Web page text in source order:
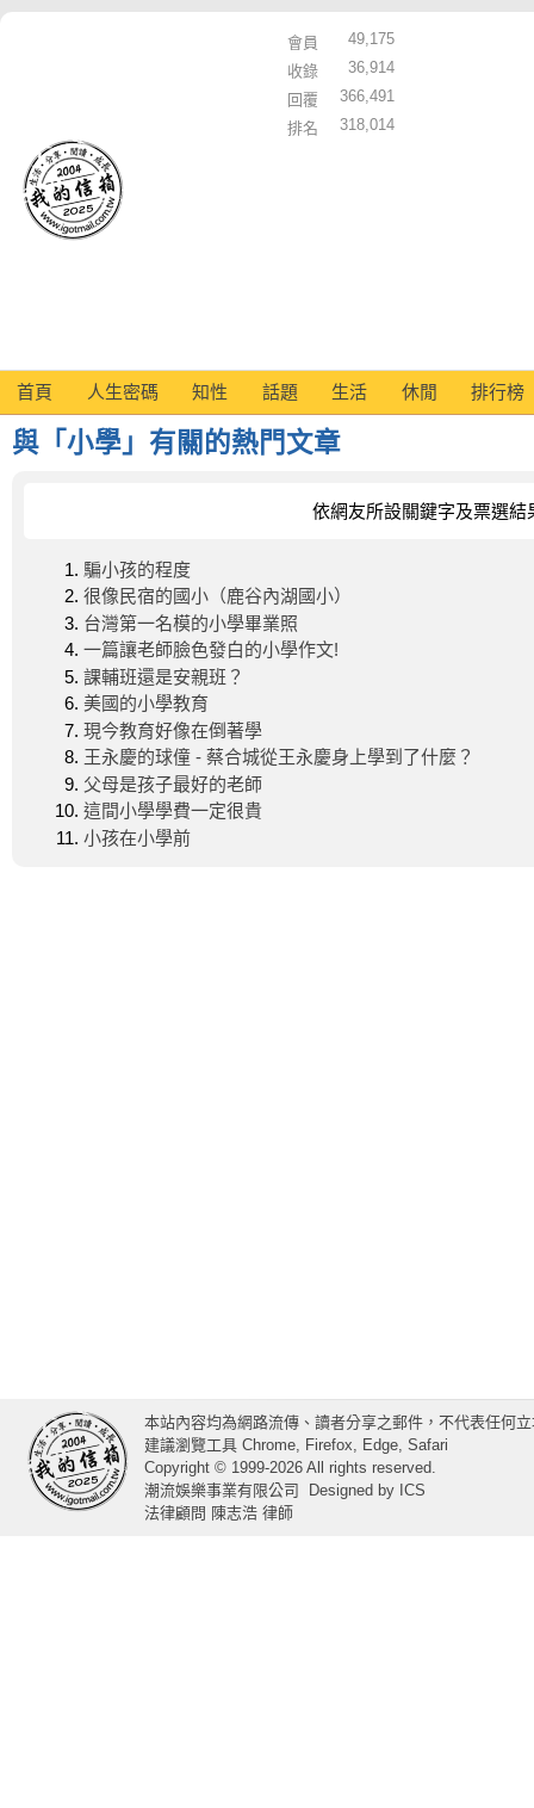
會員
49,175
收錄
36,914
回覆
366,491
排名
318,014
首頁 人生密碼 知性 話題 生活 休閒 排行榜
與「小學」有關的熱門文章
依網友所設關鍵字及票選結
騙小孩的程度
很像民宿的國小（鹿谷內湖國小）
台灣第一名模的小學畢業照
一篇讓老師臉色發白的小學作文!
課輔班還是安親班？
美國的小學教育
現今教育好像在倒著學
王永慶的球僮 - 蔡合城從王永慶身上學到了什麼？
父母是孩子最好的老師
這間小學學費一定很貴
小孩在小學前
本站內容均為網路流傳、讀者分享之郵件，不代表任何
建議瀏覽工具 Chrome, Firefox, Edge, Safari
Copyright © 1999-2026 All rights reserved.
潮流娛樂事業有限公司
Designed by ICS
法律顧問 陳志浩 律師